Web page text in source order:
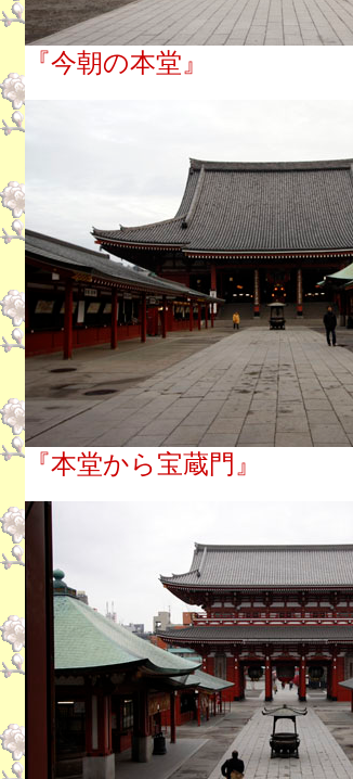
『今朝の本堂』
『本堂から宝蔵門』